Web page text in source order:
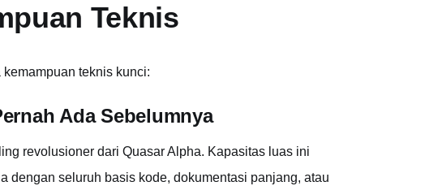
Teknis
teknis kunci:
Ada Sebelumnya
revolusioner dari Quasar Alpha. Kapasitas luas ini
dengan seluruh basis kode, dokumentasi panjang, atau